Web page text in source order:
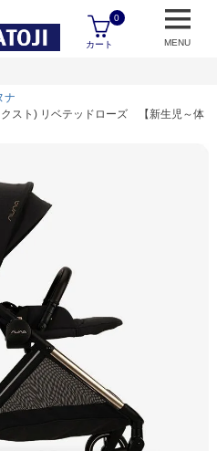
カート
0
MENU
ナ
スト) リベテッドローズ 【新生児～体